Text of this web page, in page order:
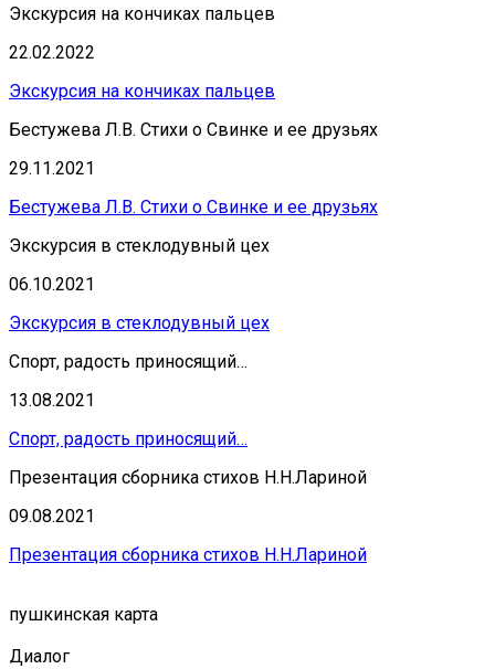
Экскурсия на кончиках пальцев
22.02.2022
Экскурсия на кончиках пальцев
Бестужева Л.В. Стихи о Свинке и ее друзьях
29.11.2021
Бестужева Л.В. Стихи о Свинке и ее друзьях
Экскурсия в стеклодувный цех
06.10.2021
Экскурсия в стеклодувный цех
Спорт, радость приносящий…
13.08.2021
Спорт, радость приносящий…
Презентация сборника стихов Н.Н.Лариной
09.08.2021
Презентация сборника стихов Н.Н.Лариной
пушкинская карта
Диалог